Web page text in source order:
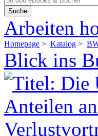
Suche
Arbeiten
Homepage > Katalog >
Blick ins